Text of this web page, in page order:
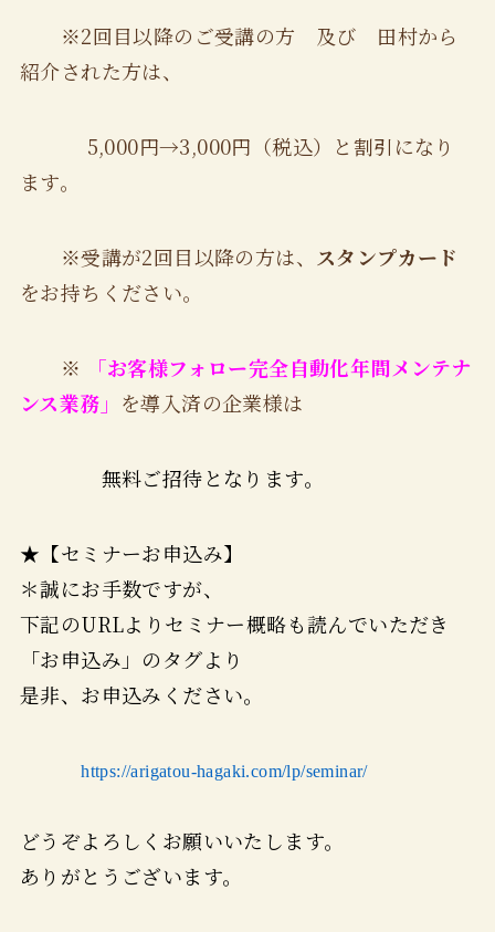
※2回目以降のご受講の方 及び 田村から
紹介された方は、
5,000円→3,000円（税込）と割引になり
ます。
※受講が2回目以降の方は、
スタンプカード
をお持ちください。
※
「お客様フォロー完全自動化年間メンテナ
ンス業務」 を導入済の企業様は
無料ご招待となります。
★【セミナーお申込み】
＊誠にお手数ですが、
下記のURLよりセミナー概略も読んでいただき
「お申込み」のタグより
是非、お申込みください。
https://arigatou-hagaki.com/lp/seminar/
どうぞよろしくお願いいたします。
ありがとうございます。